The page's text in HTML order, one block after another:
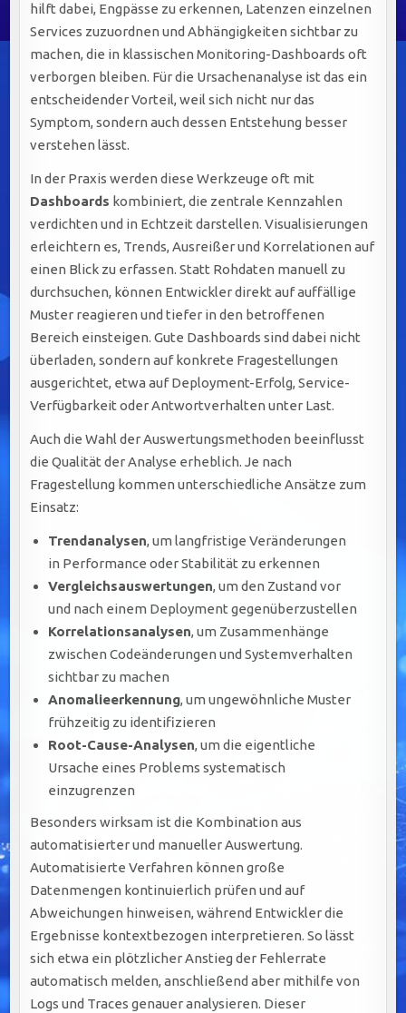
hilft dabei, Engpässe zu erkennen, Latenzen einzelnen
Services zuzuordnen und Abhängigkeiten sichtbar zu
machen, die in klassischen Monitoring-Dashboards oft
verborgen bleiben. Für die Ursachenanalyse ist das ein
entscheidender Vorteil, weil sich nicht nur das
Symptom, sondern auch dessen Entstehung besser
verstehen lässt.
In der Praxis werden diese Werkzeuge oft mit
Dashboards kombiniert, die zentrale Kennzahlen
verdichten und in Echtzeit darstellen. Visualisierungen
erleichtern es, Trends, Ausreißer und Korrelationen auf
einen Blick zu erfassen. Statt Rohdaten manuell zu
durchsuchen, können Entwickler direkt auf auffällige
Muster reagieren und tiefer in den betroffenen
Bereich einsteigen. Gute Dashboards sind dabei nicht
überladen, sondern auf konkrete Fragestellungen
ausgerichtet, etwa auf Deployment-Erfolg, Service-
Verfügbarkeit oder Antwortverhalten unter Last.
Auch die Wahl der Auswertungsmethoden beeinflusst
die Qualität der Analyse erheblich. Je nach
Fragestellung kommen unterschiedliche Ansätze zum
Einsatz:
Trendanalysen, um langfristige Veränderungen
in Performance oder Stabilität zu erkennen
Vergleichsauswertungen, um den Zustand vor
und nach einem Deployment gegenüberzustellen
Korrelationsanalysen, um Zusammenhänge
zwischen Codeänderungen und Systemverhalten
sichtbar zu machen
Anomalieerkennung, um ungewöhnliche Muster
frühzeitig zu identifizieren
Root-Cause-Analysen, um die eigentliche
Ursache eines Problems systematisch
einzugrenzen
Besonders wirksam ist die Kombination aus
automatisierter und manueller Auswertung.
Automatisierte Verfahren können große
Datenmengen kontinuierlich prüfen und auf
Abweichungen hinweisen, während Entwickler die
Ergebnisse kontextbezogen interpretieren. So lässt
sich etwa ein plötzlicher Anstieg der Fehlerrate
automatisch melden, anschließend aber mithilfe von
Logs und Traces genauer analysieren. Dieser